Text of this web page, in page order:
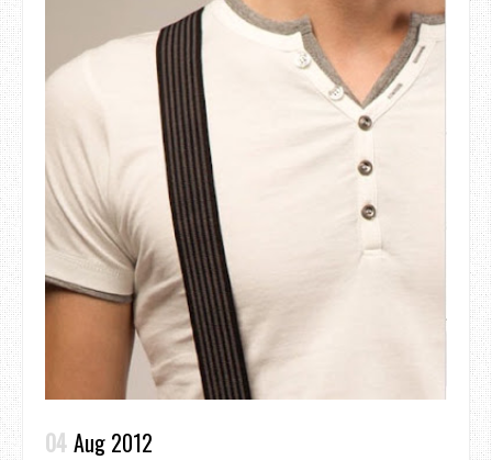
04 Aug 2012